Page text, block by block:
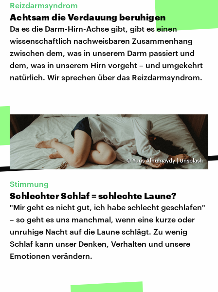
Reizdarmsyndrom
Achtsam die Verdauung beruhigen
Da es die Darm-Hirn-Achse gibt, gibt es einen
wissenschaftlich nachweisbaren Zusammenhang
zwischen dem, was in unserem Darm passiert und
dem, was in unserem Hirn vorgeht – und umgekehrt
natürlich. Wir sprechen über das Reizdarmsyndrom.
©Yuris Alhumaydy | Unsplash
Stimmung
Schlechter Schlaf = schlechte Laune?
"Mir geht es nicht gut, ich habe schlecht geschlafen"
– so geht es uns manchmal, wenn eine kurze oder
unruhige Nacht auf die Laune schlägt. Zu wenig
Schlaf kann unser Denken, Verhalten und unsere
Emotionen verändern.